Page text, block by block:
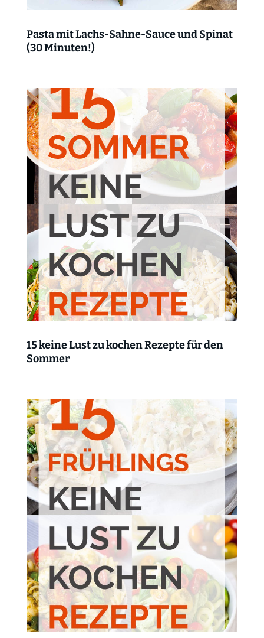
Pasta mit Lachs-Sahne-Sauce und Spinat
(30 Minuten!)
15 keine Lust zu kochen Rezepte für den
Sommer